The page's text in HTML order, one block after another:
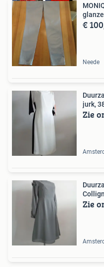
€
Neede
jurk,
Zie
Zie